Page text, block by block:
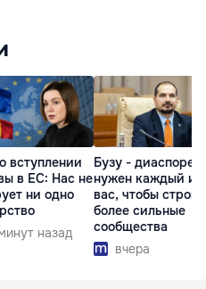
вступлении
в ЕС: Нас не
ни одно
назад
Бузу - диаспоре:
нужен каждый из
вас, чтобы
более сильные
сообщества
вчера